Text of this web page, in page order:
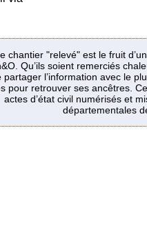
chantier "relevé" est le fruit
Qu’ils soient remerciés
partager l’information avec le
pour retrouver ses ancêtres.
actes d’état civil numérisés et
départementales